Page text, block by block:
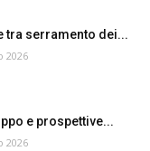
tra serramento dei...
2026
e prospettive...
2026